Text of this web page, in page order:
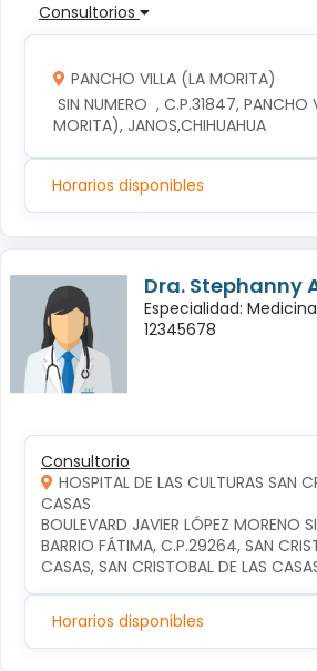
Consultorios
PANCHO VILLA (LA MORITA)
MORITA), JANOS,CHIHUAHUA
Horarios disponibles
Dra. Stephanny
Especialidad:
12345678
Consultorio
HOSPITAL DE LAS CULTURAS SAN
CASAS
BOULEVARD JAVIER LÓPEZ MORENO
BARRIO FÁTIMA, C.P.29264, SAN
CASAS, SAN CRISTOBAL DE LAS
Horarios disponibles